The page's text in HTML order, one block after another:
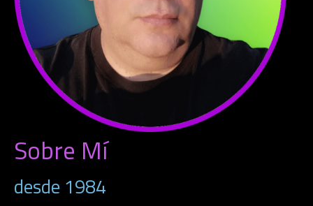
Sobre Mí
desde 1984